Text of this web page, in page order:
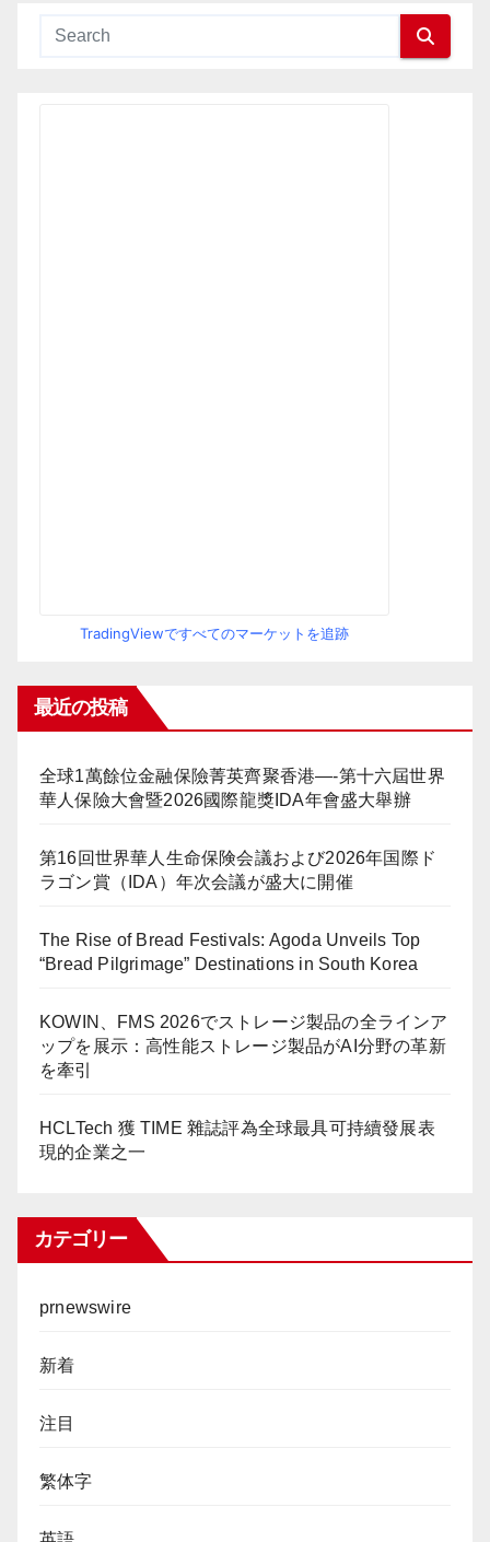
TradingViewですべてのマーケットを追跡
最近の投稿
全球1萬餘位金融保險菁英齊聚香港—-第十六屆世界
華人保險大會暨2026國際龍獎IDA年會盛大舉辦
第16回世界華人生命保険会議および2026年国際ド
ラゴン賞（IDA）年次会議が盛大に開催
The Rise of Bread Festivals: Agoda Unveils Top
“Bread Pilgrimage” Destinations in South Korea
KOWIN、FMS 2026でストレージ製品の全ラインア
ップを展示：高性能ストレージ製品がAI分野の革新
を牽引
HCLTech 獲 TIME 雜誌評為全球最具可持續發展表
現的企業之一
カテゴリー
prnewswire
新着
注目
繁体字